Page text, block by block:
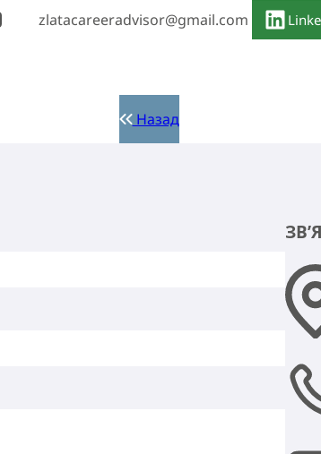
zlatacareeradvisor@gmail.com
Назад